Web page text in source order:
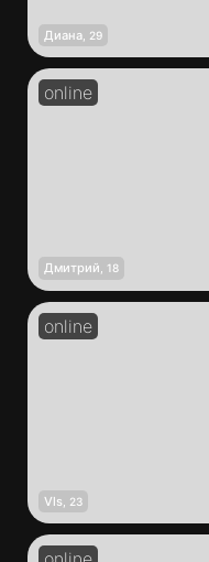
Диана 29
Дмитрий 18
Vls 23